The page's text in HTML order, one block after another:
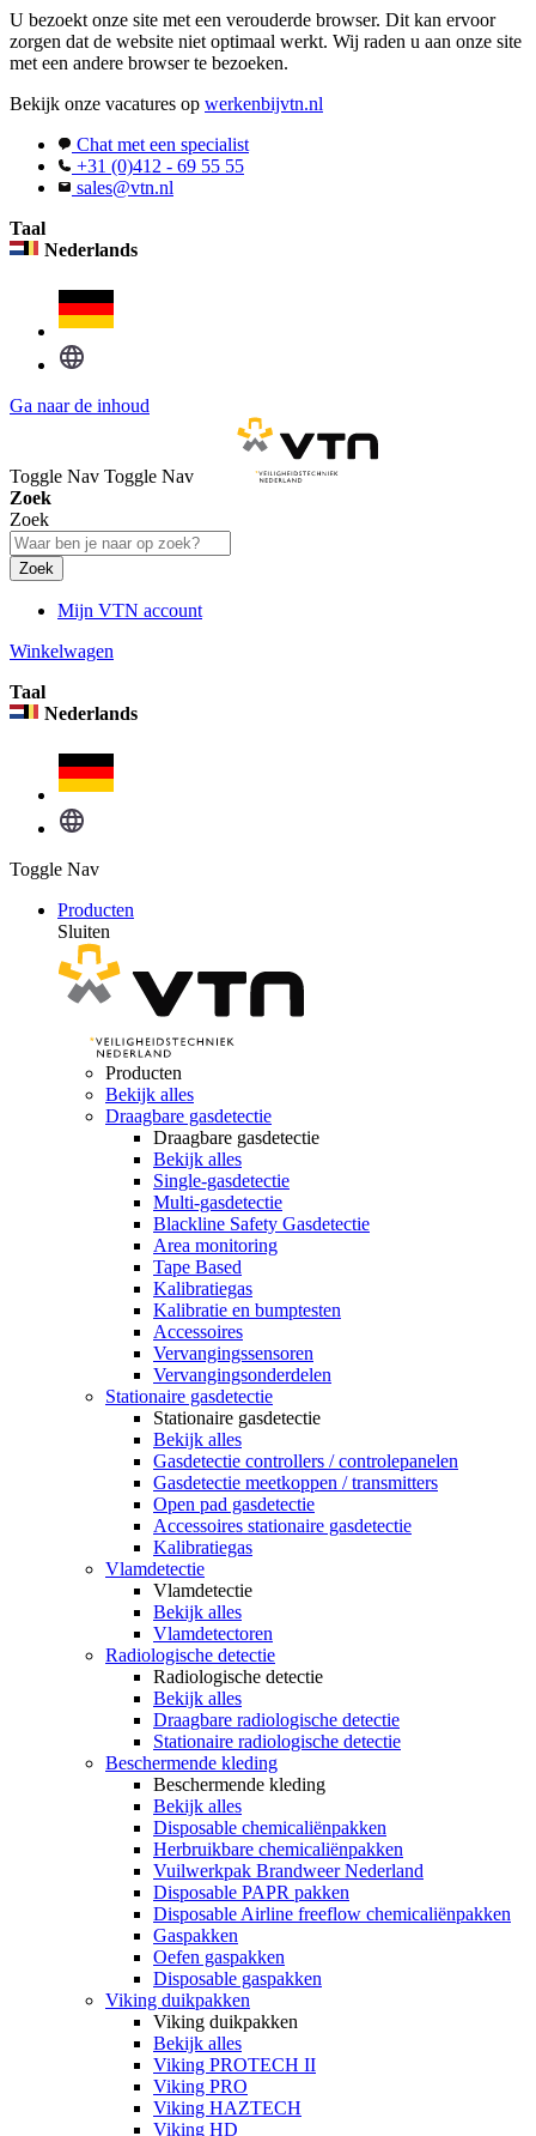
U bezoekt onze site met een verouderde browser. Dit kan ervoor
zorgen dat de website niet optimaal werkt. Wij raden u aan onze site
met een andere browser te bezoeken.
Bekijk onze vacatures op werkenbijvtn.nl
Chat met een specialist
+31 (0)412 - 69 55 55
sales@vtn.nl
Taal
Nederlands
Ga naar de inhoud
Toggle Nav Toggle Nav
Zoek
Zoek
Zoek
Mijn VTN account
Winkelwagen
Taal
Nederlands
Toggle Nav
Producten
Sluiten
Producten
Bekijk alles
Draagbare gasdetectie
Draagbare gasdetectie
Bekijk alles
Single-gasdetectie
Multi-gasdetectie
Blackline Safety Gasdetectie
Area monitoring
Tape Based
Kalibratiegas
Kalibratie en bumptesten
Accessoires
Vervangingssensoren
Vervangingsonderdelen
Stationaire gasdetectie
Stationaire gasdetectie
Bekijk alles
Gasdetectie controllers / controlepanelen
Gasdetectie meetkoppen / transmitters
Open pad gasdetectie
Accessoires stationaire gasdetectie
Kalibratiegas
Vlamdetectie
Vlamdetectie
Bekijk alles
Vlamdetectoren
Radiologische detectie
Radiologische detectie
Bekijk alles
Draagbare radiologische detectie
Stationaire radiologische detectie
Beschermende kleding
Beschermende kleding
Bekijk alles
Disposable chemicaliënpakken
Herbruikbare chemicaliënpakken
Vuilwerkpak Brandweer Nederland
Disposable PAPR pakken
Disposable Airline freeflow chemicaliënpakken
Gaspakken
Oefen gaspakken
Disposable gaspakken
Viking duikpakken
Viking duikpakken
Bekijk alles
Viking PROTECH II
Viking PRO
Viking HAZTECH
Viking HD